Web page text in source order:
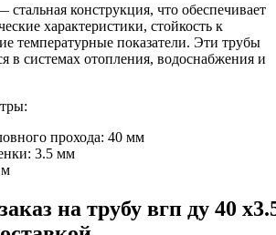
конструкция, что обеспечивает
характеристики, стойкость к
температурные показатели. Эти трубы
в системах отопления, водоснабжения и
прохода: 40 мм
3.5 мм
на трубу вгп ду 40